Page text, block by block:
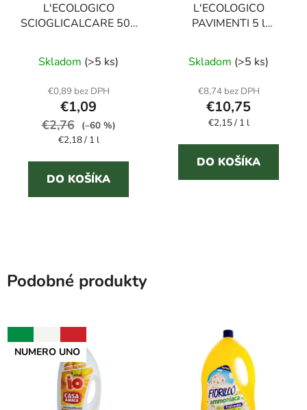
L'ECOLOGICO
SCIOGLICALCARE 500
vodný kameň
Skladom (>5 ks)
€0,89 bez DPH
€1,09
€2,76
(–60 %)
Jednotková
€2,18 / 1 l
DO KOŠÍKA
L'ECOLOGICO
PAVIMENTI 5 l
Skladom (>5 ks)
€8,74 bez DPH
€10,75
Jednotková
€2,15 / 1 l
DO KOŠÍKA
Podobné produkty
NUMERO UNO